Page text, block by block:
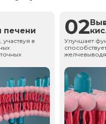
печени
в
02
Улучшает